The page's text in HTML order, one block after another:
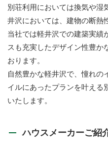
別荘利用においては換気や湿
井沢においては、建物の断熱
当社では軽井沢での建築実績
スも充実したデザイン性豊か
おります。
自然豊かな軽井沢で、憧れの
イルにあったプランを叶える
いたします。
ハウスメーカーご紹